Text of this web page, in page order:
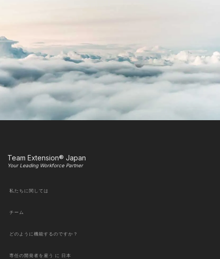
Team Extension® Japan
Your Leading Workforce Partner
私たちに関しては
チーム
どのように機能するのですか？
専任の開発者を雇う に 日本